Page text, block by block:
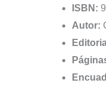
ISBN:
Autor: